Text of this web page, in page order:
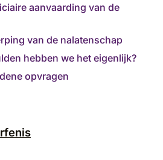
aanvaarding van de
van de nalatenschap
hebben we het eigenlijk?
opvragen